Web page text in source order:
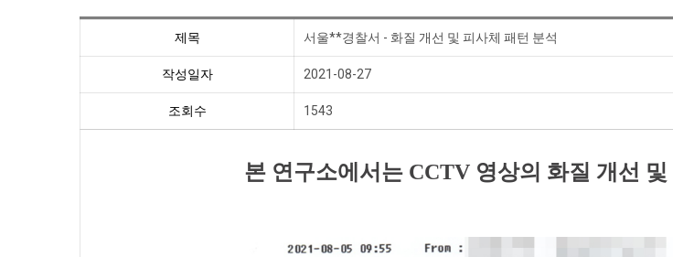
제목 서울**경찰서 - 화질 개선 및 피사체 패턴 분석
작성일자 2021-08-27
조회수 1543
본 연구소에서는 CCTV 영상의 화질 개선 및